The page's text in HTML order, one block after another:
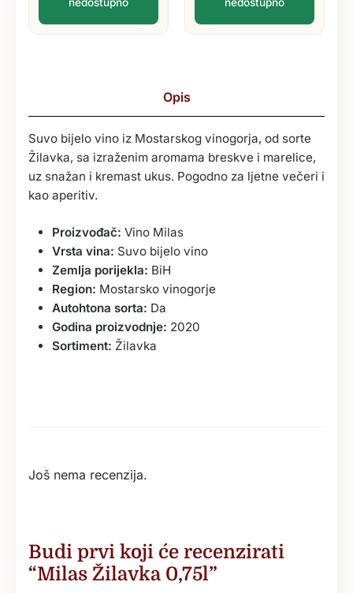
Opis
Suvo bijelo vino iz Mostarskog vinogorja, od sorte
Žilavka, sa izraženim aromama breskve i marelice,
uz snažan i kremast ukus. Pogodno za ljetne večeri i
kao aperitiv.
Proizvođač: Vino Milas
Vrsta vina: Suvo bijelo vino
Zemlja porijekla: BiH
Region: Mostarsko vinogorje
Autohtona sorta: Da
Godina proizvodnje: 2020
Sortiment: Žilavka
Još nema recenzija.
Budi prvi koji će recenzirati
“Milas Žilavka 0,75l”